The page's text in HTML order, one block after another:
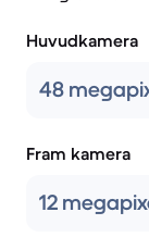
Huvudkamera
48
Fram kamera
12